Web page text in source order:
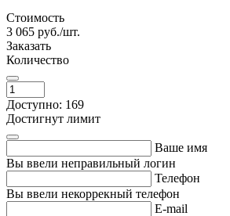
Стоимость
3 065 руб./шт.
Заказать
Количество
Доступно: 169
Достигнут лимит
Ваше имя
Вы ввели неправильный логин
Телефон
Вы ввели некоррекный телефон
E-mail